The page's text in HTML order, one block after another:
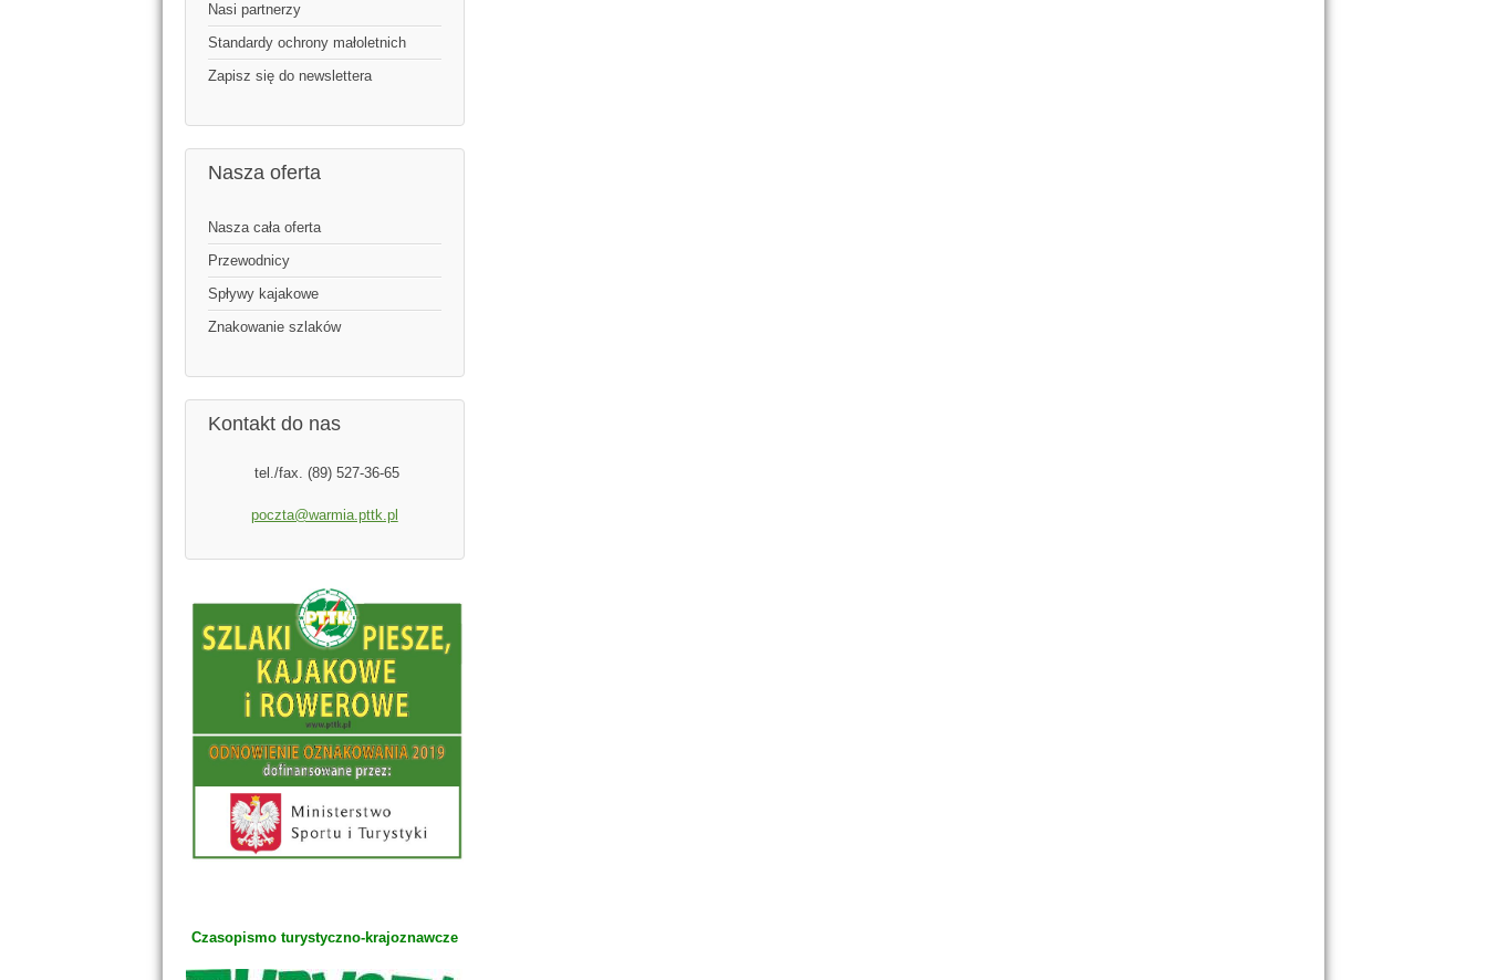
Nasi partnerzy
Standardy ochrony małoletnich
Zapisz się do newslettera
Nasza oferta
Nasza cała oferta
Przewodnicy
Spływy kajakowe
Znakowanie szlaków
Kontakt do nas
tel./fax. (89) 527-36-65
poczta@warmia.pttk.pl
Czasopismo turystyczno-krajoznawcze